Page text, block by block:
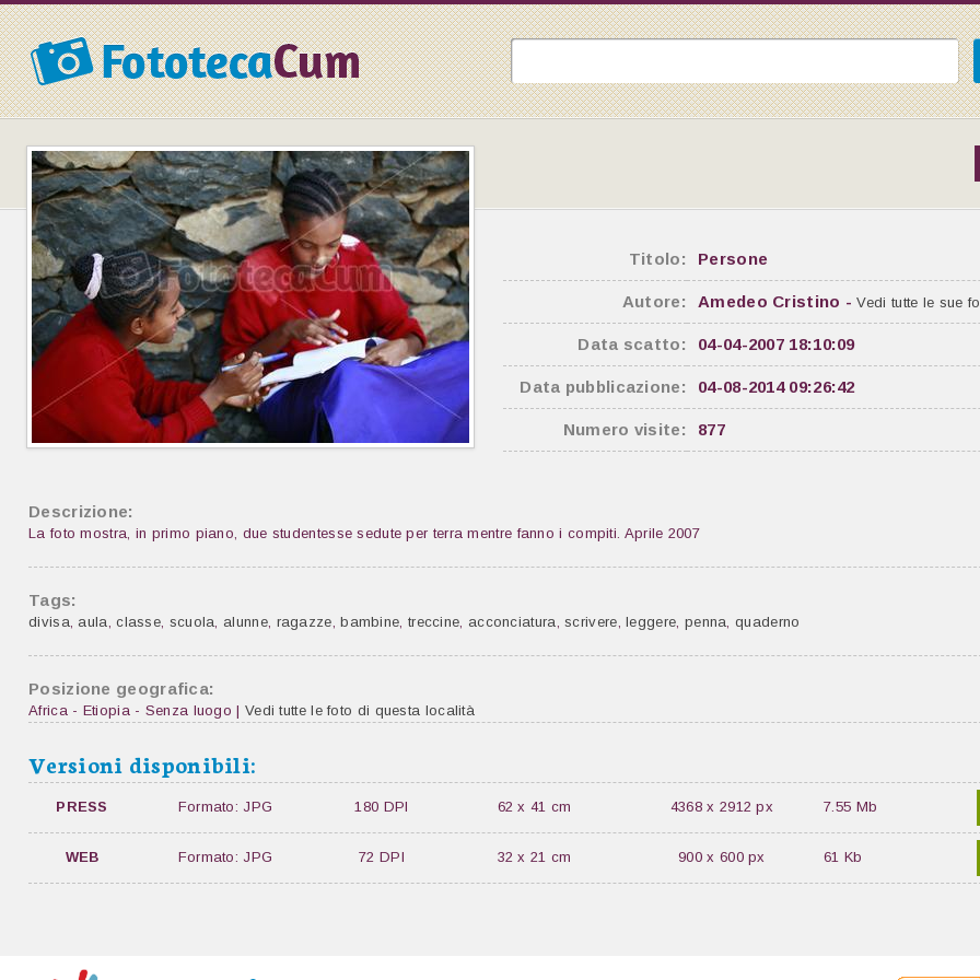
Titolo: Persone
Autore: Amedeo Cristino -Vedi tutte le sue
Data scatto: 04-04-2007 18:10:09
Data pubblicazione: 04-08-2014 09:26:42
Numero visite: 877
Descrizione:
La foto mostra, in primo piano, due studentesse sedute per terra mentre fanno i compiti. Aprile 2007
Tags:
divisa, aula,classe, scuola, alunne, ragazze,bambine, treccine, acconciatura,scrivere,leggere, penna,quaderno
Posizione geografica:
Africa - Etiopia - Senza luogo | Vedi tutte le foto di questa località
Versioni disponibili:
PRESS Formato: JPG 180 DPI 62 x 41 cm 4368 x 2912 px 7.55 Mb
WEB Formato: JPG 72 DPI 32 x 21 cm 900 x 600 px 61 Kb